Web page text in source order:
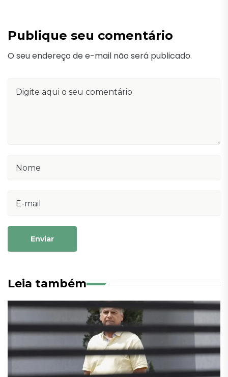
Publique seu comentário
O seu endereço de e-mail não será publicado.
Enviar
Leia também